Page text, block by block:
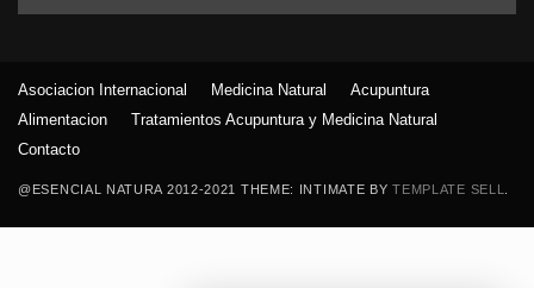
@ESENCIAL NATURA 2012-2021 THEME: INTIMATE BYTEMPLATE SELL
Asociacion Internacional Medicina Natural
Acupuntura
Alimentacion
Tratamientos Acupuntura y Medicina Natural
Contacto